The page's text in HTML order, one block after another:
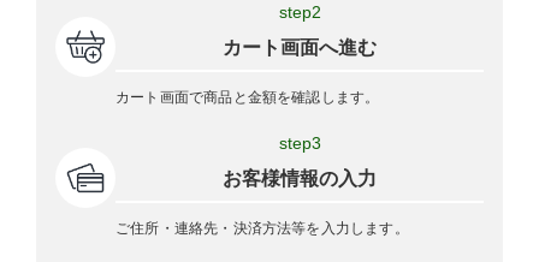
step2
カート画面へ進む
カート画面で商品と金額を確認します。
step3
お客様情報の入力
ご住所・連絡先・決済方法等を入力します。